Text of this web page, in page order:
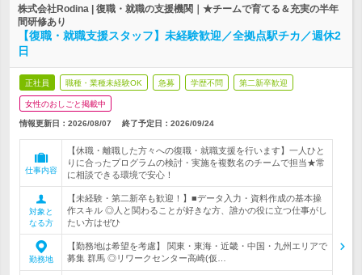
株式会社Rodina | 復職・就職の支援機関｜★チームで育てる＆充実の半年
間研修あり
【復職・就職支援スタッフ】未経験歓迎／全拠点駅チカ／週休2
日
正社員 職種・業種未経験OK 急募 学歴不問 第二新卒歓迎
女性のおしごと掲載中
情報更新日：2026/08/07 終了予定日： 2026/09/24
仕事内容
【休職・離職した方々への復職・就職支援を行います】一人ひと
りに合ったプログラムの検討・実施を複数名のチームで担当★常
に相談できる環境で安心！
対象と
なる方
【未経験・第二新卒も歓迎！】■データ入力・資料作成の基本操
作スキル ◎人と関わることが好きな方、誰かの役に立つ仕事がし
たい方はぜひ
勤務地
【勤務地は希望を考慮】 関東・東海・近畿・中国・九州エリアで
募集 群馬 ◎リワークセンター高崎(仮…